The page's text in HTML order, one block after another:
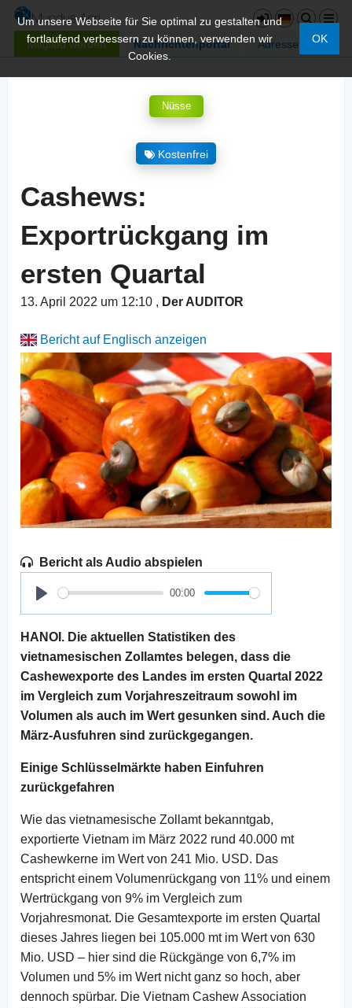
Mitglied werden Nachrichtenportal Adressen
Um unsere Webseite für Sie optimal zu gestalten und
fortlaufend verbessern zu können, verwenden wir
Cookies.
OK
Nüsse
Kostenfrei
Cashews:
Exportrückgang im
ersten Quartal
13. April 2022 um 12:10 , Der AUDITOR
Bericht auf Englisch anzeigen
Bericht als Audio abspielen
Play
00:00
HANOI. Die aktuellen Statistiken des
vietnamesischen Zollamtes belegen, dass die
Cashewexporte des Landes im ersten Quartal 2022
im Vergleich zum Vorjahreszeitraum sowohl im
Volumen als auch im Wert gesunken sind. Auch die
März-Ausfuhren sind zurückgegangen.
Einige Schlüsselmärkte haben Einfuhren
zurückgefahren
Wie das vietnamesische Zollamt bekanntgab,
exportierte Vietnam im März 2022 rund 40.000 mt
Cashewkerne im Wert von 241 Mio. USD. Das
entspricht einem Volumenrückgang von 11% und einem
Wertrückgang von 9% im Vergleich zum
Vorjahresmonat. Die Gesamtexporte im ersten Quartal
dieses Jahres liegen bei 105.000 mt im Wert von 630
Mio. USD – hier sind die Rückgänge von 6,7% im
Volumen und 5% im Wert nicht ganz so hoch, aber
dennoch spürbar. Die Vietnam Cashew Association